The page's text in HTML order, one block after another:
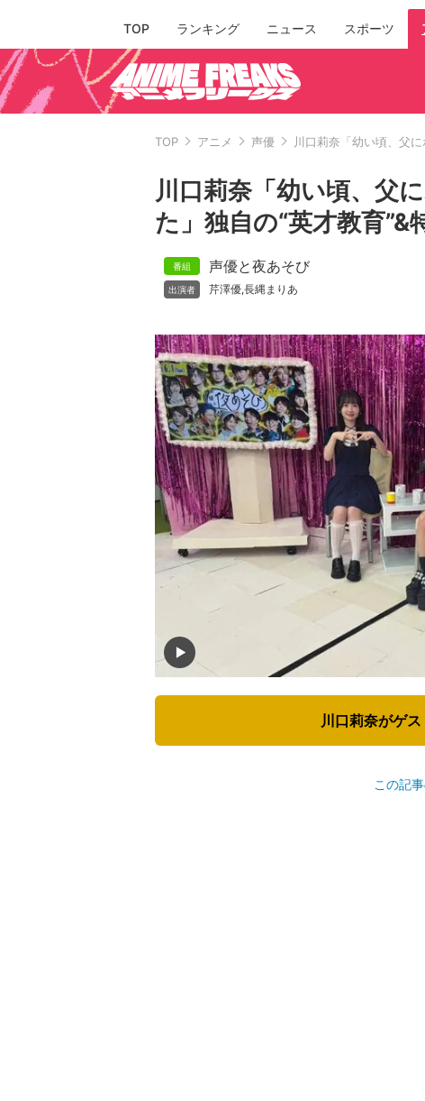
TOP ランキング ニュース スポーツ
TOP アニメ 声優 川口莉奈「幼い頃、父
川口莉奈「幼い頃、父
た」独自の“英才教育”&
声優と夜あそび
芹澤優,長縄まりあ
川口莉奈がゲス
この記